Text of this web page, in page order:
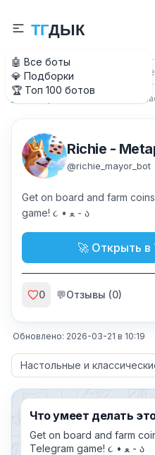
🤖 Все боты
💎 Подборки
🏆 Топ 100 ботов
ТГДЫК
Главная Настольные и
Richie -
@richie_mayor_bot
Get on board and farm
game! ૮ • ﻌ - ა
🚀 Открыть в
0 💬Отзывы (0)
Обновлено: 2026-03-21 в 10:19
Настольные и
Что умеет делать
Get on board and farm
Telegram game! ૮ • ﻌ - ა